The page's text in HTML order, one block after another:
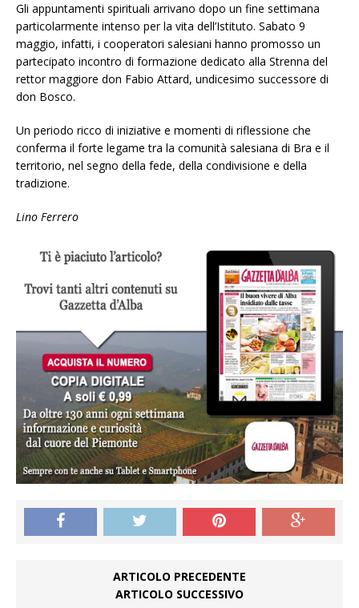
Gli appuntamenti spirituali arrivano dopo un fine settimana
particolarmente intenso per la vita dell’Istituto. Sabato 9
maggio, infatti, i cooperatori salesiani hanno promosso un
partecipato incontro di formazione dedicato alla Strenna del
rettor maggiore don Fabio Attard, undicesimo successore di
don Bosco.
Un periodo ricco di iniziative e momenti di riflessione che
conferma il forte legame tra la comunità salesiana di Bra e il
territorio, nel segno della fede, della condivisione e della
tradizione.
Lino Ferrero
ARTICOLO PRECEDENTE
ARTICOLO SUCCESSIVO